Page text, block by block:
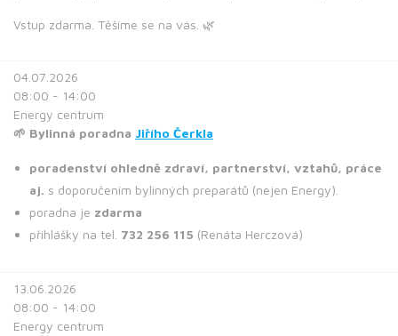
Vstup zdarma. Těšíme se na vás. 🌿
04.07.2026
08:00 - 14:00
Energy centrum
🌱 Bylinná poradna Jiřího Čerkla
poradenství ohledně zdraví, partnerství, vztahů, práce
aj. s doporučením bylinných preparátů (nejen Energy).
poradna je zdarma
přihlášky na tel. 732 256 115 (Renáta Herczová)
13.06.2026
08:00 - 14:00
Energy centrum